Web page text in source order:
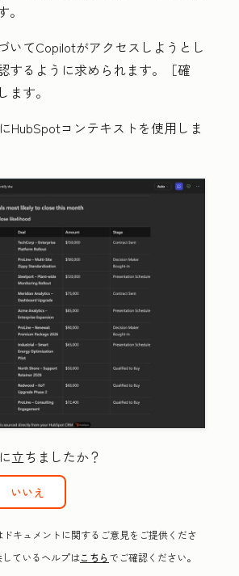
いてCopilotがアクセスしようとし
するように求められます。
［確
ます。
HubSpotコンテキストを使用しま
立ちましたか？
いいえ
ドキュメントに関するご意見をご提供くださ
ているヘルプはこちらでご確認ください。